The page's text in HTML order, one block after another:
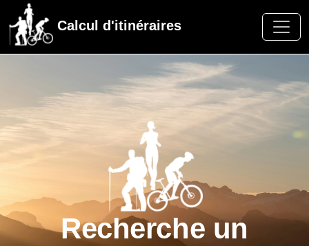
Calcul d'itinéraires
Recherche un